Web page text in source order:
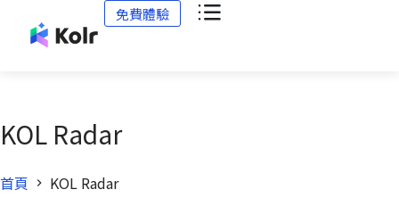
免費體驗
KOL Radar
首頁 KOL Radar